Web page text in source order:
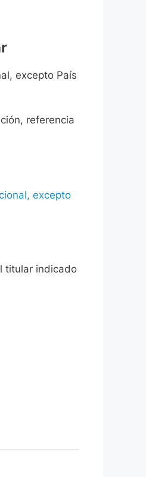
excepto País
referencia
excepto
titular indicado